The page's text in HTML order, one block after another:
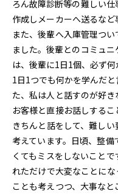
ろん故障診断等の難しい
作成しメーカーへ送るなど
また、後輩へ入庫管理つ
ました。後輩とのコミュ
は、後輩に1日1個、必ず
1日1つでも何かを学んだ
た、私は人と話すのが好
お客様と直接お話しする
きちんと話をして、難し
考えています。日頃、整
くてもミスをしないこと
れただけで大変なことに
ことも考えつつ、大事な